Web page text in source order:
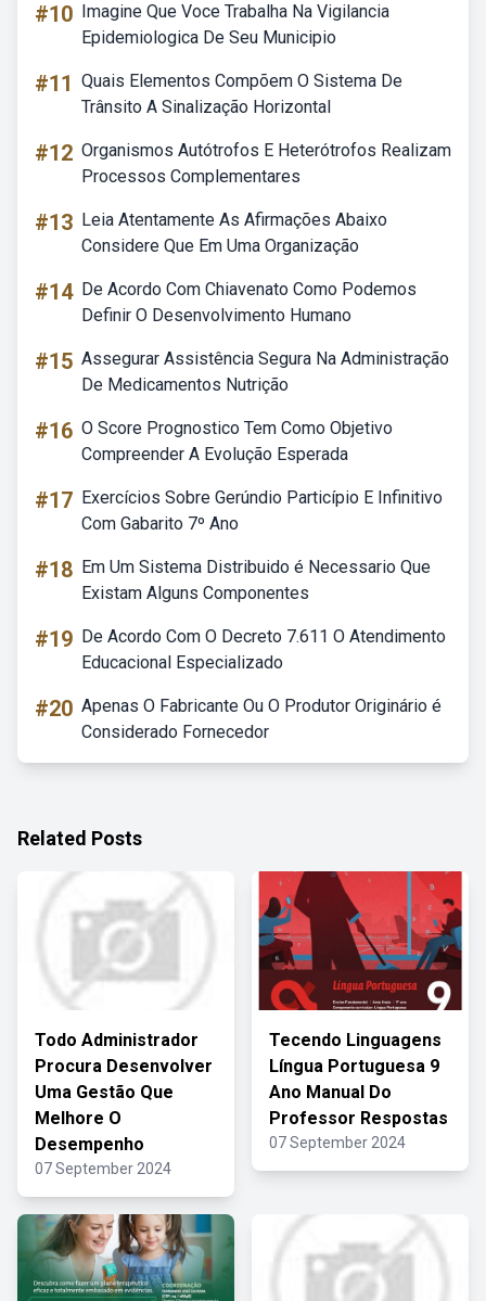
#10 Imagine Que Voce Trabalha Na Vigilancia
Epidemiologica De Seu Municipio
#11 Quais Elementos Compõem O Sistema De
Trânsito A Sinalização Horizontal
#12 Organismos Autótrofos E Heterótrofos Realizam
Processos Complementares
#13 Leia Atentamente As Afirmações Abaixo
Considere Que Em Uma Organização
#14 De Acordo Com Chiavenato Como Podemos
Definir O Desenvolvimento Humano
#15 Assegurar Assistência Segura Na Administração
De Medicamentos Nutrição
#16 O Score Prognostico Tem Como Objetivo
Compreender A Evolução Esperada
#17 Exercícios Sobre Gerúndio Particípio E Infinitivo
Com Gabarito 7º Ano
#18 Em Um Sistema Distribuido é Necessario Que
Existam Alguns Componentes
#19 De Acordo Com O Decreto 7.611 O Atendimento
Educacional Especializado
#20 Apenas O Fabricante Ou O Produtor Originário é
Considerado Fornecedor
Related Posts
Todo Administrador
Procura Desenvolver
Uma Gestão Que
Melhore O
Desempenho
07 September 2024
Tecendo Linguagens
Língua Portuguesa 9
Ano Manual Do
Professor Respostas
07 September 2024